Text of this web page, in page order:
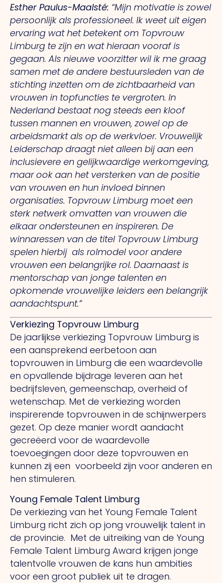
Esther Paulus-Maalsté: “Mijn motivatie is zowel
persoonlijk als professioneel. Ik weet uit eigen
ervaring wat het betekent om Topvrouw
Limburg te zijn en wat hieraan vooraf is
gegaan. Als nieuwe voorzitter wil ik me graag
samen met de andere bestuursleden van de
stichting inzetten om de zichtbaarheid van
vrouwen in topfuncties te vergroten. In
Nederland bestaat nog steeds een kloof
tussen mannen en vrouwen, zowel op de
arbeidsmarkt als op de werkvloer. Vrouwelijk
Leiderschap draagt niet alleen bij aan een
inclusievere en gelijkwaardige werkomgeving,
maar ook aan het versterken van de positie
van vrouwen en hun invloed binnen
organisaties. Topvrouw Limburg moet een
sterk netwerk omvatten van vrouwen die
elkaar ondersteunen en inspireren. De
winnaressen van de titel Topvrouw Limburg
spelen hierbij als rolmodel voor andere
vrouwen een belangrijke rol. Daarnaast is
mentorschap van jonge talenten en
opkomende vrouwelijke leiders een belangrijk
aandachtspunt.”
Verkiezing Topvrouw Limburg
De jaarlijkse verkiezing Topvrouw Limburg is
een aansprekend eerbetoon aan
topvrouwen in Limburg die een waardevolle
en opvallende bijdrage leveren aan het
bedrijfsleven, gemeenschap, overheid of
wetenschap. Met de verkiezing worden
inspirerende topvrouwen in de schijnwerpers
gezet. Op deze manier wordt aandacht
gecreëerd voor de waardevolle
toevoegingen door deze topvrouwen en
kunnen zij een voorbeeld zijn voor anderen en
hen stimuleren.
Young Female Talent Limburg
De verkiezing van het Young Female Talent
Limburg richt zich op jong vrouwelijk talent in
de provincie. Met de uitreiking van de Young
Female Talent Limburg Award krijgen jonge
talentvolle vrouwen de kans hun ambities
voor een groot publiek uit te dragen.